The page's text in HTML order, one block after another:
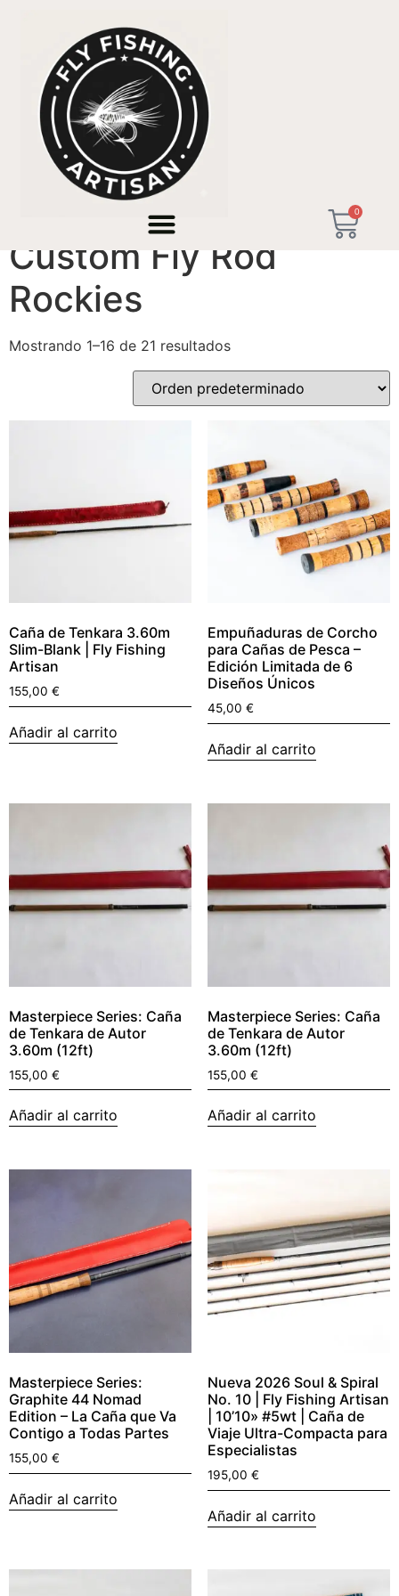
0
/ Productos etiquetados “Custom Fly Rod
Custom Fly Rod
Rockies
Mostrando 1–16 de 21 resultados
Caña de Tenkara 3.60m
Slim-Blank | Fly Fishing
Artisan
155,00 €
Añadir al carrito
Empuñaduras de Corcho
para Cañas de Pesca –
Edición Limitada de 6
Diseños Únicos
45,00 €
Añadir al carrito
Masterpiece Series: Caña
de Tenkara de Autor
3.60m (12ft)
155,00 €
Añadir al carrito
Masterpiece Series: Caña
de Tenkara de Autor
3.60m (12ft)
155,00 €
Añadir al carrito
Masterpiece Series:
Graphite 44 Nomad
Edition – La Caña que Va
Contigo a Todas Partes
155,00 €
Añadir al carrito
Nueva 2026 Soul & Spiral
No. 10 | Fly Fishing Artisan
| 10’10» #5wt | Caña de
Viaje Ultra-Compacta para
Especialistas
195,00 €
Añadir al carrito